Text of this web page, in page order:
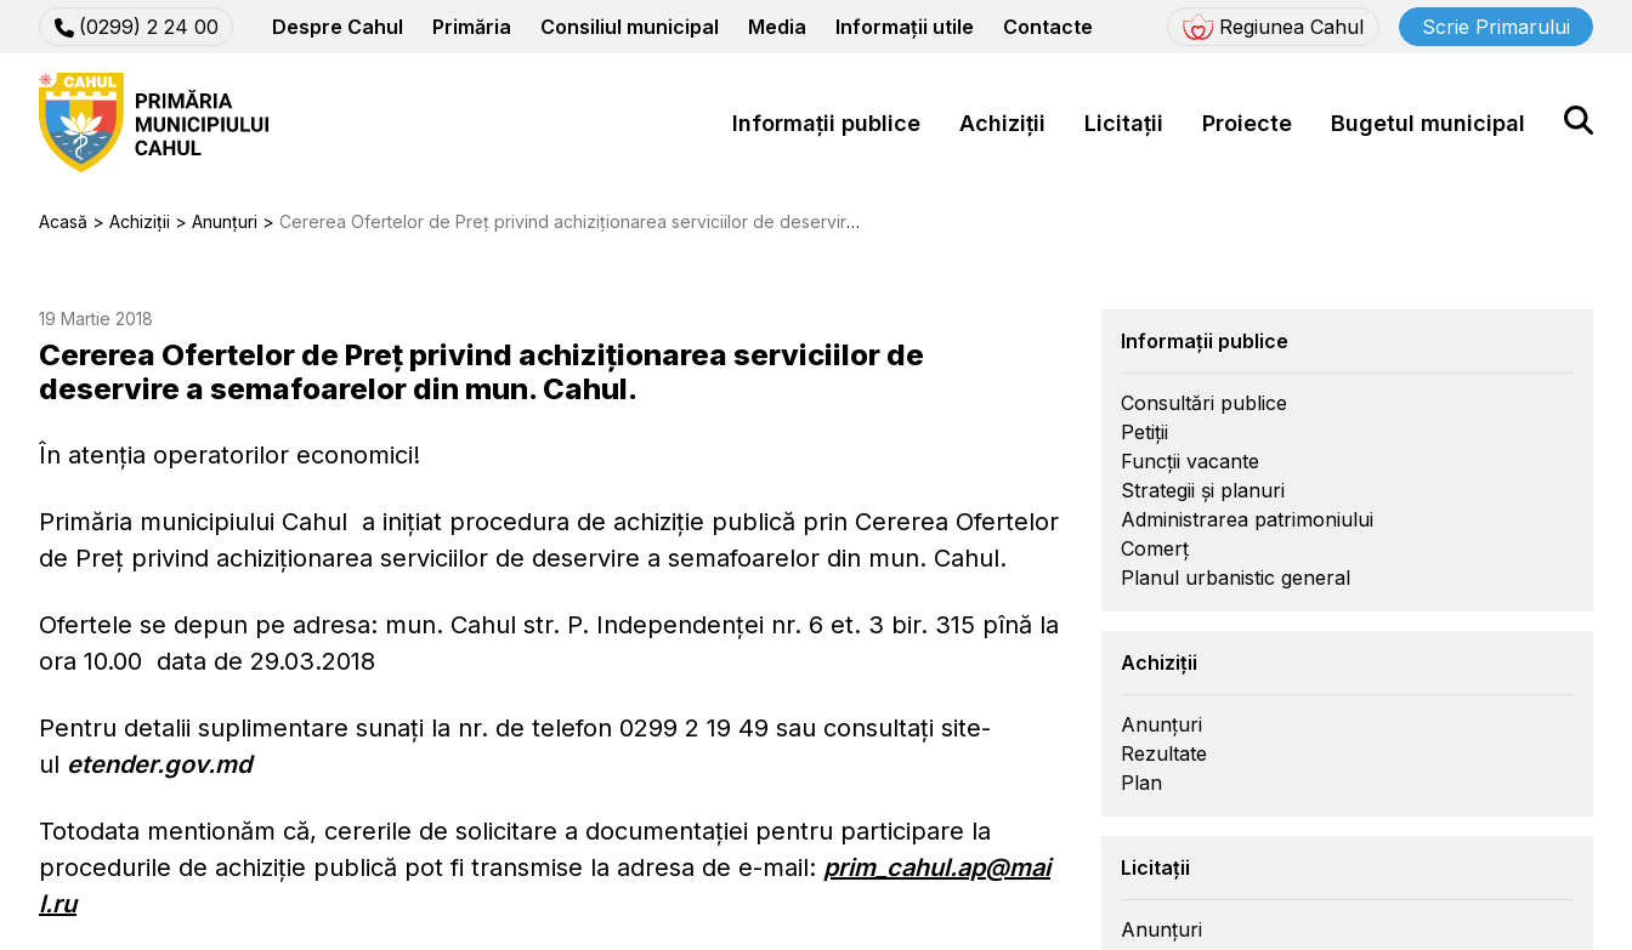
(0299) 2 24 00 Despre Cahul Primăria Consiliul municipal Media Informații utile Contacte Regiunea Cahul Scrie Primarului
Informații publice Achiziții Licitații Proiecte Bugetul municipal
Acasă Achiziții Anunțuri Cererea Ofertelor de Preț privind achiziționarea serviciilor de deservire a semafoarelor din mun. Cahul.
19 Martie 2018
Cererea Ofertelor de Preț privind achiziționarea serviciilor de
deservire a semafoarelor din mun. Cahul.
În atenția operatorilor economici!
Primăria municipiului Cahul a inițiat procedura de achiziție publică prin Cererea Ofertelor
de Preț privind achiziționarea serviciilor de deservire a semafoarelor din mun. Cahul.
Ofertele se depun pe adresa: mun. Cahul str. P. Independenței nr. 6 et. 3 bir. 315 pînă la
ora 10.00 data de 29.03.2018
Pentru detalii suplimentare sunați la nr. de telefon 0299 2 19 49 sau consultați site-
ul etender.gov.md
Totodata mentionăm că, cererile de solicitare a documentației pentru participare la
procedurile de achiziție publică pot fi transmise la adresa de e-mail: prim_cahul.ap@mai
l.ru
Informații publice
Consultări publice
Petiții
Funcții vacante
Strategii și planuri
Administrarea patrimoniului
Comerț
Planul urbanistic general
Achiziții
Anunțuri
Rezultate
Plan
Licitații
Anunțuri